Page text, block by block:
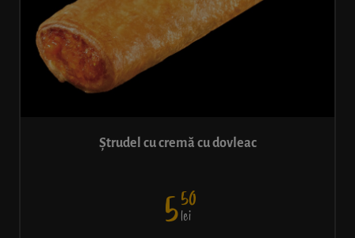
Ștrudel cu cremă cu dovleac
550
lei